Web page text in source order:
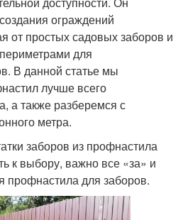
ограждений
от простых садовых заборов и
для
В данной статье мы
лучше всего
а также разберемся с
метра.
заборов из профнастила
к выбору, важно все «за» и
профнастила для заборов.